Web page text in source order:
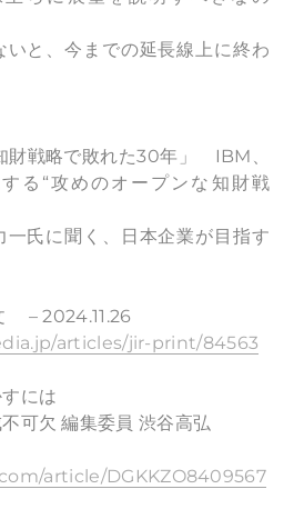
いと、今までの延長線上に終わ
財戦略で敗れた30年」 IBM、
る“攻めのオープンな知財戦
一氏に聞く、日本企業が目指す
– 2024.11.26
articles/jir-print/84563
には
可欠 編集委員 渋谷高弘
article/DGKKZO8409567